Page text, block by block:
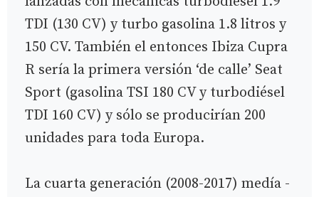
TDI (130 CV) y turbo gasolina 1.8 litros y
150 CV. También el entonces Ibiza Cupra
R sería la primera versión ‘de calle’ Seat
Sport (gasolina TSI 180 CV y turbodiésel
TDI 160 CV) y sólo se producirían 200
unidades para toda Europa.
La cuarta generación (2008-2017) medía -